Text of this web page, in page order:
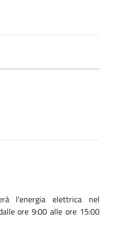
l'energia elettrica nel
ore 9:00 alle ore 15:00